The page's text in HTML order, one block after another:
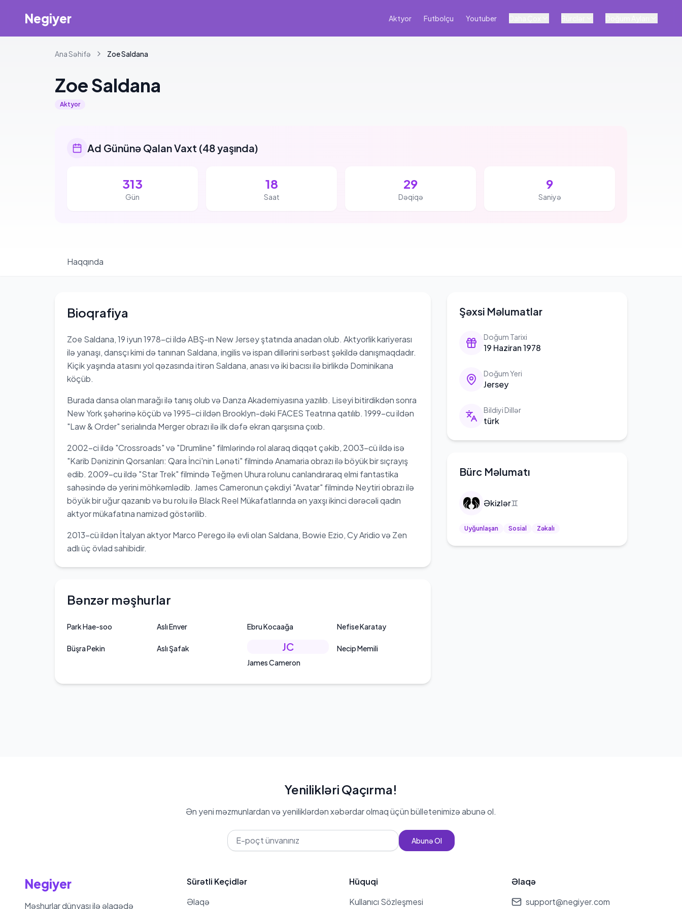
Negiyer Aktyor Futbolçu Youtuber
Ana Səhifə ZoeSaldana
ZoeSaldana
Aktyor
Ad Gününə Qalan Vaxt (48 yaşında)
313
Gün
18
Saat
29
Dəqiqə
8
Saniyə
Haqqında
Şəxsi Məlumatlar
Doğum Tarixi
19 Haziran 1978
Doğum Yeri
Jersey
Bildiyi Dillər
türk
Bürc Məlumatı
Əkizlər♊
Uyğunlaşan Sosial Zəkalı
Bioqrafiya
Zoe Saldana, 19 iyun 1978-ci ildə ABŞ-ın New Jersey ştatında anadan olub. Aktyorlik kariyerası
ilə yanaşı, dansçı kimi də tanınan Saldana, ingilis və ispan dillərini sərbəst şəkildə danışmaqdadır.
Kiçik yaşında atasını yol qəzasında itirən Saldana, anası və iki bacısı ilə birlikdə Dominikana
köçüb.
Burada dansa olan marağı ilə tanış olub və Danza Akademiyasına yazılıb. Liseyi bitirdikdən sonra
New York şəhərinə köçüb və 1995-ci ildən Brooklyn-dəki FACES Teatrına qatılıb. 1999-cu ildən
"Law & Order" serialında Merger obrazı ilə ilk dəfə ekran qarşısına çıxıb.
2002-ci ildə "Crossroads" və "Drumline" filmlərində rol alaraq diqqət çəkib, 2003-cü ildə isə
"Karib Dənizinin Qorsanları: Qara İnci'nin Lənəti" filmində Anamaria obrazı ilə böyük bir sıçrayış
edib. 2009-cu ildə "Star Trek" filmində Teğmen Uhura rolunu canlandıraraq elmi fantastika
sahəsində də yerini möhkəmlədib. James Cameronun çəkdiyi "Avatar" filmində Neytiri obrazı ilə
böyük bir uğur qazanıb və bu rolu ilə Black Reel Mükafatlarında ən yaxşı ikinci dərəcəli qadın
aktyor mükafatına namizəd göstərilib.
2013-cü ildən İtalyan aktyor Marco Perego ilə evli olan Saldana, Bowie Ezio, Cy Aridio və Zen
adlı üç övlad sahibidir.
Bənzər məşhurlar
Park Hae-soo Aslı Enver Ebru Kocaağa Nefise Karatay
Büşra Pekin Aslı Şafak JC
James Cameron
Necip Memili
Yenilikləri Qaçırma!
Ən yeni məzmunlardan və yeniliklərdən xəbərdar olmaq üçün bülletenimizə abunə ol.
Abunə Ol
Negiyer
Məşhurlar dünyası ilə əlaqədə
Sürətli Keçidlər
Əlaqə
Hüquqi
Kullanıcı Sözleşmesi
Əlaqə
support@negiyer.com